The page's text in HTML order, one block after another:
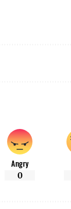
Angry
0